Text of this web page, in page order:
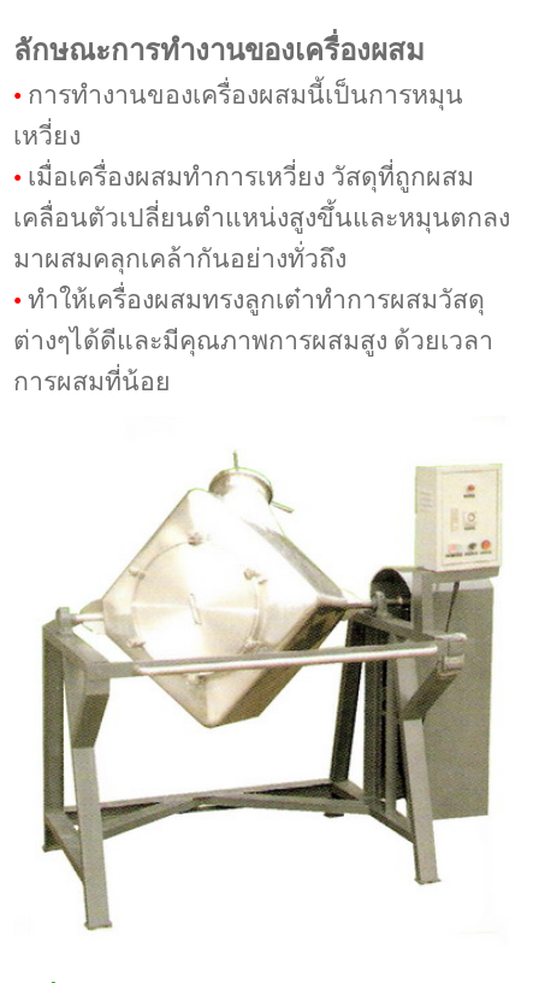
ลักษณะการทำงานของเครื่องผสม
• การทำงานของเครื่องผสมนี้เป็นการหมุน
เหวี่ยง
• เมื่อเครื่องผสมทำการเหวี่ยง วัสดุที่ถูกผสม
เคลื่อนตัวเปลี่ยนตำแหน่งสูงขึ้นและหมุนตกลง
มาผสมคลุกเคล้ากันอย่างทั่วถึง
• ทำให้เครื่องผสมทรงลูกเต๋าทำการผสมวัสดุ
ต่างๆได้ดีและมีคุณภาพการผสมสูง ด้วยเวลา
การผสมที่น้อย